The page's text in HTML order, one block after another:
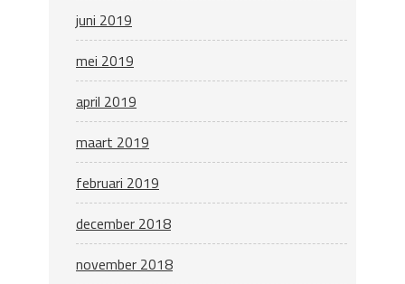
juni 2019
mei 2019
april 2019
maart 2019
februari 2019
december 2018
november 2018